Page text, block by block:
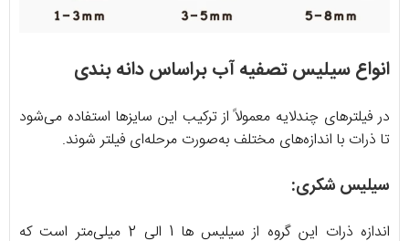
انواع سیلیس تصفیه آب براساس دانه بندی
در فیلترهای چندلایه معمولاً از ترکیب این سایزها استفاده می‌شود
تا ذرات با اندازه‌های مختلف به‌صورت مرحله‌ای فیلتر شوند.
سیلیس شکری:
اندازه ذرات این گروه از سیلیس ها 1 الی 2 میلی‌متر است که